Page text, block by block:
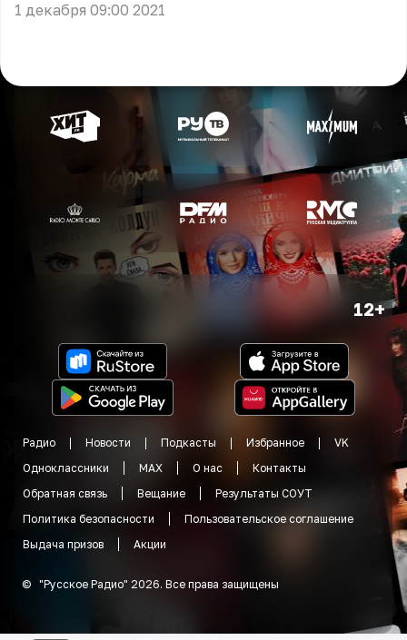
1 декабря 09:00 2021
12+
Радио Новости Подкасты Избранное
VK
Одноклассники
MAX О нас
Контакты
Обратная связь
Вещание
Результаты СОУТ
Политика безопасности
Пользовательское соглашение
Выдача призов
Акции
© "Русское Радио" 2026. Все права защищены